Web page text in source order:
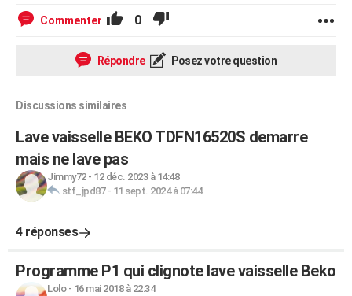
Commenter 0
Répondre Posez votre question
Discussions similaires
Lave vaisselle BEKO TDFN16520S demarre
mais ne lave pas
Jimmy72- 12 déc. 2023 à 14:48
stf_jpd87- 11 sept. 2024 à 07:44
4 réponses
Programme P1 qui clignote lave vaisselle Beko
Lolo- 16 mai 2018 à 22:34